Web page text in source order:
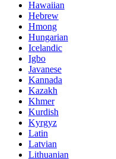
Hawaiian
Hebrew
Hmong
Hungarian
Icelandic
Igbo
Javanese
Kannada
Kazakh
Khmer
Kurdish
Kyrgyz
Latin
Latvian
Lithuanian